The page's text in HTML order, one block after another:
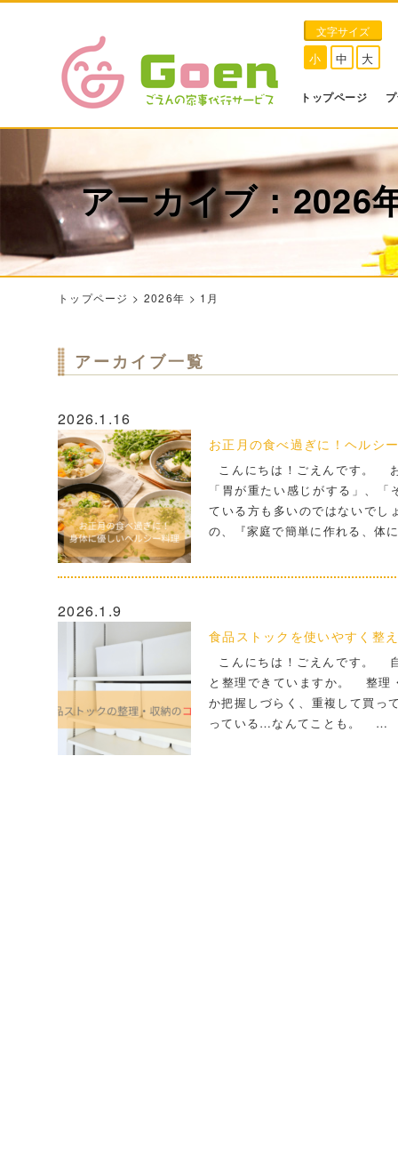
文字サイズ
小 中 大
トップページ
アーカイブ：2026
トップページ > 2026年 > 1月
アーカイブ一覧
2026.1.16
お正月の食べ過ぎに！ヘルシ
こんにちは！ごえんです。
「胃が重たい感じがする」、
ている方も多いのではないで
の、『家庭で簡単に作れる、体
2026.1.9
食品ストックを使いやすく整
こんにちは！ごえんです。
と整理できていますか。 整理
か把握しづらく、重複して買
っている…なんてことも。 …